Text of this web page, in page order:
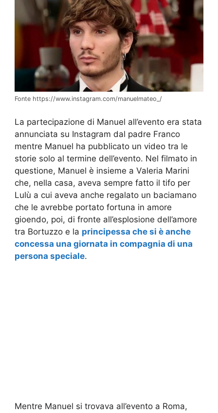
Fonte https://www.instagram.com/manuelmateo_/
La partecipazione di Manuel all’evento era stata
annunciata su Instagram dal padre Franco
mentre Manuel ha pubblicato un video tra le
storie solo al termine dell’evento. Nel filmato in
questione, Manuel è insieme a Valeria Marini
che, nella casa, aveva sempre fatto il tifo per
Lulù a cui aveva anche regalato un baciamano
che le avrebbe portato fortuna in amore
gioendo, poi, di fronte all’esplosione dell’amore
tra Bortuzzo e la principessa che si è anche
concessa una giornata in compagnia di una
persona speciale.
Mentre Manuel si trovava all’evento a Roma,